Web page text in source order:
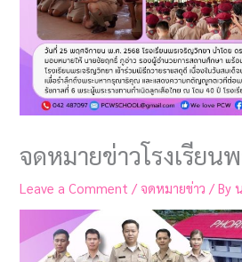
จดหมายข่าวโรงเรียน
Leave a Comment / จดหมายข่าว / By